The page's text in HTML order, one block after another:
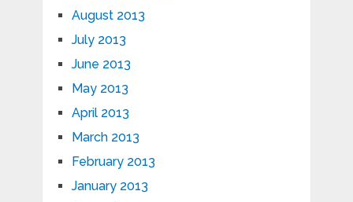
August 2013
July 2013
June 2013
May 2013
April 2013
March 2013
February 2013
January 2013